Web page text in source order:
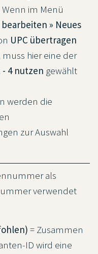
im Menü
» Neues
UPC übertragen
hier eine der
- 4 nutzen gewählt
werden die
zur Auswahl
als
verwendet
= Zusammen
ID wird eine